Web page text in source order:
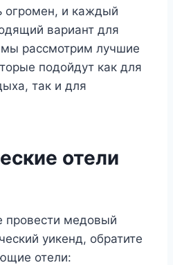
огромен, и каждый
вариант для
мы рассмотрим лучшие
подойдут как для
так и для
отели
провести медовый
уикенд, обратите
отели: